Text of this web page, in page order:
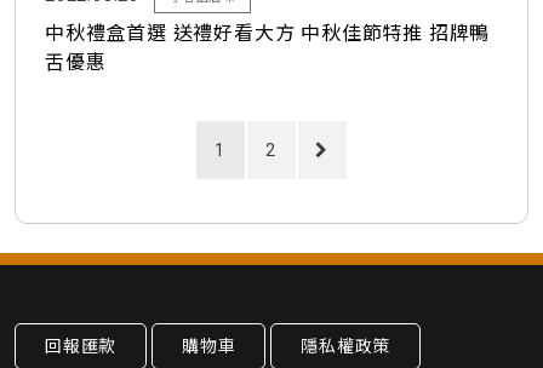
中秋禮盒首選 送禮好看大方 中秋佳節特推 招牌鴨
舌優惠
1 2
回報匯款 購物車 隱私權政策